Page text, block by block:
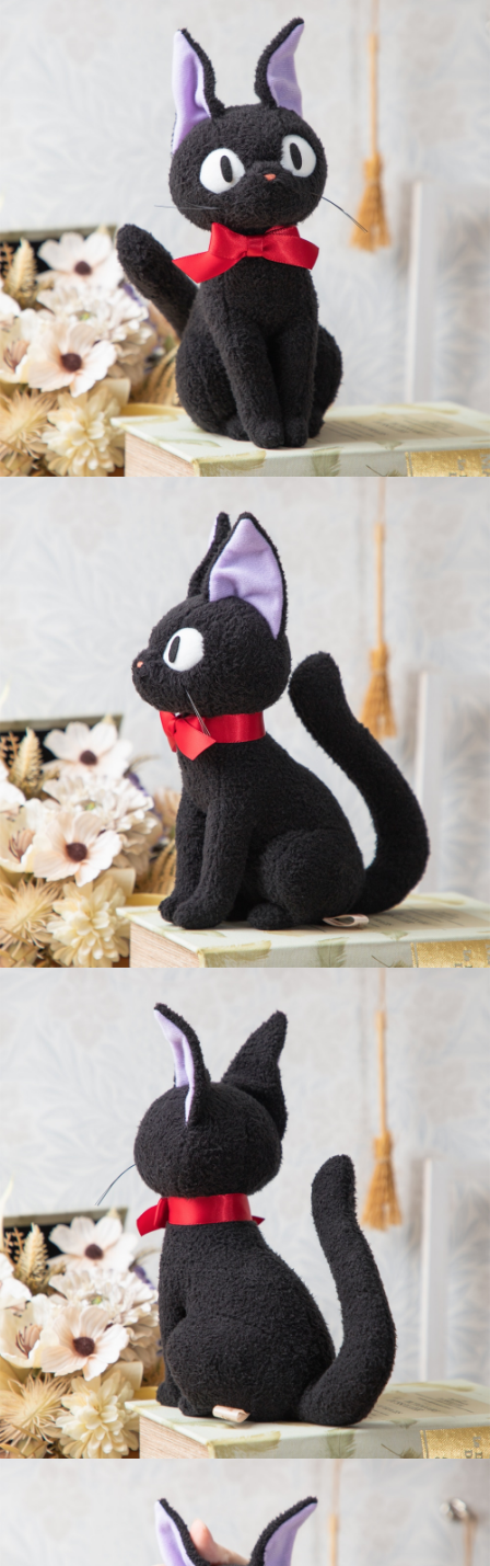
每筆NT$65，滿NT$999(含以上)免運費
每筆NT$65，滿NT$999(含以上)免運費
每筆NT$100，滿NT$999(含以上)免運費